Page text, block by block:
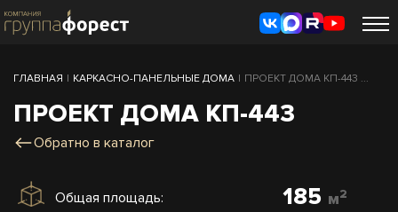
ГЛАВНАЯ | КАРКАСНО-ПАНЕЛЬНЫЕ ДОМА | ПРОЕКТ ДОМА КП-443 ...
ПРОЕКТ ДОМА КП-443
Обратно в каталог
Общая площадь: 185 м2